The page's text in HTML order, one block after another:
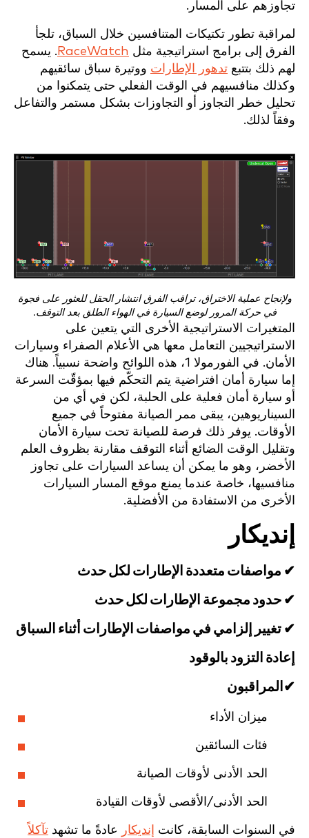
تجاوزهم على المسار.
لمراقبة تطور تكتيكات المتنافسين خلال السباق، تلجأ
الفرق إلى برامج استراتيجية مثل RaceWatch . يسمح
لهم ذلك بتتبع تدهور الإطارات ووتيرة سباق سائقيهم
وكذلك منافسيهم في الوقت الفعلي حتى يتمكنوا من
تحليل خطر التجاوز أو التجاوزات بشكل مستمر والتفاعل
وفقاً لذلك.
ولإنجاح عملية الاختراق، تراقب الفرق انتشار الحقل للعثور على فجوة
في حركة المرور لوضع السيارة في الهواء الطلق بعد التوقف.
المتغيرات الاستراتيجية الأخرى التي يتعين على
الاستراتيجيين التعامل معها هي الأعلام الصفراء وسيارات
الأمان. في الفورمولا 1، هذه اللوائح واضحة نسبياً. هناك
إما سيارة أمان افتراضية يتم التحكّم فيها بمؤقّت السرعة
أو سيارة أمان فعلية على الحلبة، لكن في أي من
السيناريوهين، يبقى ممر الصيانة مفتوحاً في جميع
الأوقات. يوفر ذلك فرصة للصيانة تحت سيارة الأمان
وتقليل الوقت الضائع أثناء التوقف مقارنة بظروف العلم
الأخضر، وهو ما يمكن أن يساعد السيارات على تجاوز
منافسيها، خاصة عندما يمنع موقع المسار السيارات
الأخرى من الاستفادة من الأفضلية.
إنديكار
✔ مواصفات متعددة الإطارات لكل حدث
✔ حدود مجموعة الإطارات لكل حدث
✔ تغيير إلزامي في مواصفات الإطارات أثناء السباق
إعادة التزود بالوقود
✔المراقبون
ميزان الأداء
فئات السائقين
الحد الأدنى لأوقات الصيانة
الحد الأدنى/الأقصى لأوقات القيادة
في السنوات السابقة، كانت إنديكار عادةً ما تشهد تآكلاً